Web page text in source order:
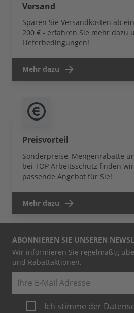
Versand
Sparen Sie Versandkosten ab
200 € - erfahren Sie mehr dazu
Lieferbedingungen!
Mehr dazu
Preisvorteil
Sonderpreise, Mengenrabatte
bei TOP Arbeitsschutz finden
passende Angebot für Sie!
Mehr dazu
ABONNIEREN SIE UNSEREN
Wir informieren Sie regelmäßig
und Rabattaktionen.
Ich stimme der